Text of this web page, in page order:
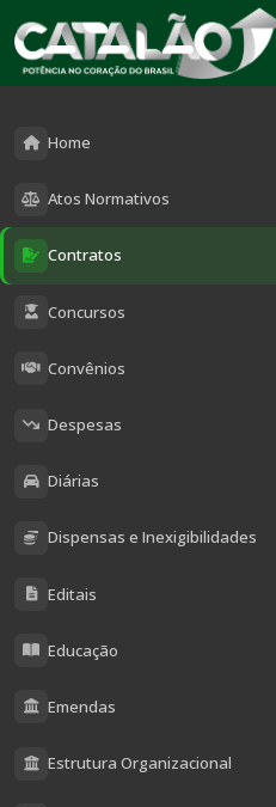
Home
Atos Normativos
Contratos
Concursos
Convênios
Despesas
Diárias
Dispensas e Inexigibilidades
Editais
Educação
Emendas
Estrutura Organizacional